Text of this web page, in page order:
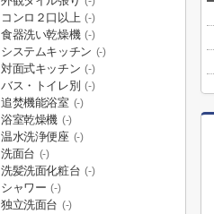
コンロ２口以上 (-)
食器洗い乾燥機 (-)
システムキッチン (-)
対面式キッチン (-)
バス・トイレ別 (-)
追焚機能浴室 (-)
浴室乾燥機 (-)
温水洗浄便座 (-)
洗面台 (-)
洗髪洗面化粧台 (-)
シャワー (-)
独立洗面台 (-)